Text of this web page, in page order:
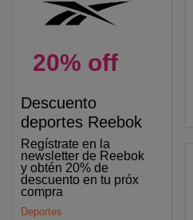
20% off
Descuento
deportes Reebok
Regístrate en la
newsletter de Reebok
y obtén 20% de
descuento en tu próx
compra
Deportes